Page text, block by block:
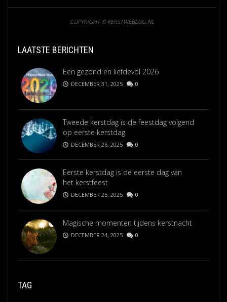
COPYRIGHT © KERSTWEBLOG.NL
LAATSTE BERICHTEN
Een gezond en liefdevol 2026
DECEMBER 31, 2025 0
Tweede kerstdag is de feestdag volgend
op eerste kerstdag
DECEMBER 26, 2025 0
Eerste kerstdag is de eerste dag van
het kerstfeest
DECEMBER 25, 2025 0
Magische momenten tijdens kerstnacht
DECEMBER 24, 2025 0
TAG